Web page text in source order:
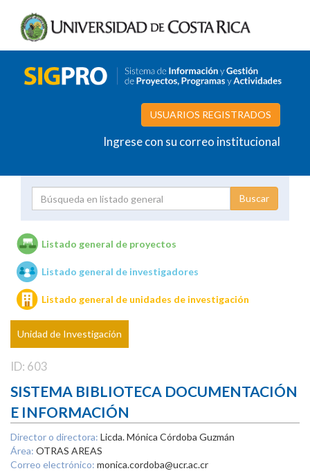
USUARIOS REGISTRADOS
Ingrese con su correo institucional
Unidades de investigación
Listado general de proyectos
Listado general de investigadores
Listado general de unidades de investigación
Unidad de Investigación
ID: 603
SISTEMA BIBLIOTECA DOCUMENTACIÓN
E INFORMACIÓN
Director o directora: Licda. Mónica Córdoba Guzmán
Área: OTRAS AREAS
Correo electrónico: monica.cordoba@ucr.ac.cr